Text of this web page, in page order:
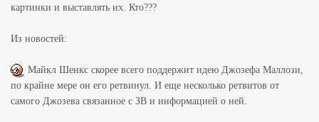
картинки и выставлять их. Кто???
Из новостей:
Майкл Шенкс скорее всего поддержит идею Джозефа Маллози,
по крайне мере он его ретвинул. И еще несколько ретвитов от
самого Джозева связанное с ЗВ и информацией о ней.